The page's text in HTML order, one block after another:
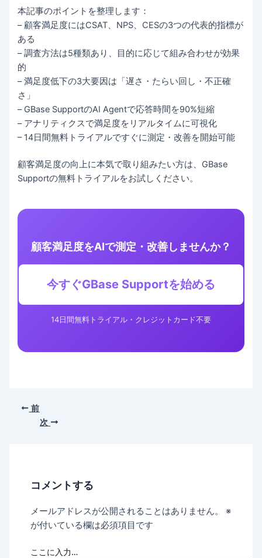
本記事のポイントを整理します：
– 顧客満足度にはCSAT、NPS、CESの3つの代表的指標が
ある
– 調査方法は5種類あり、目的に応じて組み合わせが効果
的
– 満足度低下の3大要因は「遅さ・たらい回し・不正確
さ」
– GBase SupportのAI Agentで応答時間を90%短縮
– アナリティクスで満足度をリアルタイムに可視化
– 14日間無料トライアルですぐに測定・改善を開始可能
顧客満足度の向上に本気で取り組みたい方は、GBase
Supportの無料トライアルをお試しください。
顧客満足度をAIで測定・改善しませんか？
今すぐGBase Supportを始める
14日間無料トライアル・クレジットカード不要
前
次
コメントする
メールアドレスが公開されることはありません。
※
が付いている欄は必須項目です
ここに入力…